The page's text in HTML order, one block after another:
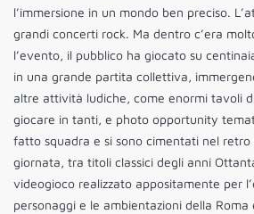
l’immersione in un mondo ben preciso.
grandi concerti rock. Ma dentro c’era
l’evento, il pubblico ha giocato su
in una grande partita collettiva,
altre attività ludiche, come enormi tavoli
giocare in tanti, e photo opportunity
fatto squadra e si sono cimentati nel retro
giornata, tra titoli classici degli anni
videogioco realizzato appositamente per
personaggi e le ambientazioni della